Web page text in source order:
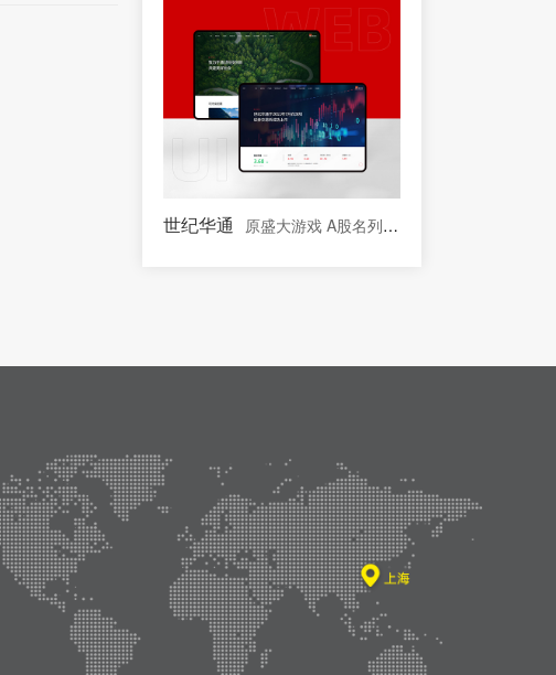
世纪华通 原盛大游戏 A股名列前茅的文化传媒板块上市